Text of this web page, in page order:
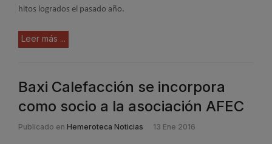
hitos logrados el pasado año.
Leer más ...
Baxi Calefacción se incorpora
como socio a la asociación AFEC
Publicado en Hemeroteca Noticias 13 Ene 2016